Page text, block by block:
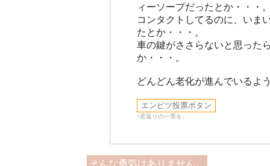
ィーソープだったとか・・・
コンタクトしてるのに、いま
たとか・・・。
車の鍵がささらないと思った
か・・・。
どんどん老化が進んでいるよ
↑若返りの一票を。
そんな勇気はありません。